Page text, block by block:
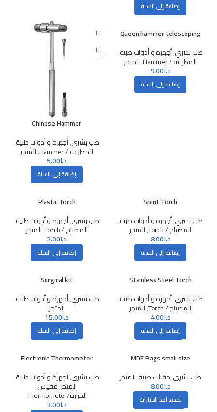
إضافة إلى السلة
Queen hammer telescoping
طب بشري,أجهزة و أدوات طبية,
المطرقة / Hammer ,المتجر
د.ا9.00
إضافة إلى السلة
Chinese Hammer
طب بشري,أجهزة و أدوات طبية,
المطرقة / Hammer ,المتجر
د.ا5.00
إضافة إلى السلة
Spirit Torch
طب بشري,أجهزة و أدوات طبية,
المصباح / Torch ,المتجر
د.ا8.00
إضافة إلى السلة
Plastic Torch
طب بشري,أجهزة و أدوات طبية,
المصباح / Torch ,المتجر
د.ا2.00
إضافة إلى السلة
Stainless Steel Torch
طب بشري,أجهزة و أدوات طبية,
المصباح / Torch ,المتجر
د.ا4.00
إضافة إلى السلة
Surgical kit
طب بشري,أجهزة و أدوات طبية,
المتجر
د.ا15.00
إضافة إلى السلة
MDF Bags small size
طب بشري,حقائب طبية,المتجر
د.ا8.00
تحديد أحد الخيارات
Electronic Thermometer
طب بشري,أجهزة و أدوات طبية,
المتجر,مقياس
الحرارة/Thermometer
د.ا3.00